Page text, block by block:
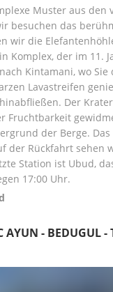
Muster aus den
besuchen das
wir die
Komplex, der im 11.
Kintamani, wo
Lavastreifen
Der
Fruchtbarkeit
der Berge.
der Rückfahrt sehen
Station ist Ubud,
17:00 Uhr.
AYUN - BEDUGUL